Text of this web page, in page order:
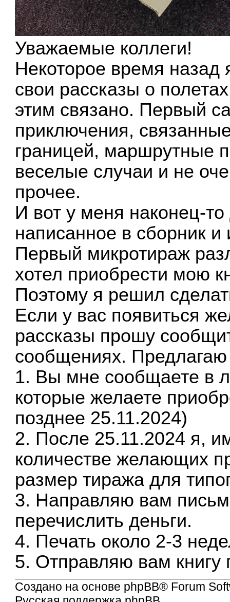
Уважаемые коллеги!
Некоторое время
свои рассказы о
этим связано. Первый
приключения,
границей, маршрутные
веселые случаи и не
прочее.
И вот у меня наконец-
написанное в сборник и
Первый микротираж
хотел приобрести мою
Поэтому я решил
Если у вас появиться
рассказы прошу
сообщениях.
1. Вы мне сообщаете в
которые желаете
позднее 25.11.2024)
2. После 25.11.2024 я,
количестве желающих
размер тиража для
3. Направляю вам
перечислить деньги.
4. Печать около 2-3
5. Отправляю вам
Создано на основе phpBB® Forum